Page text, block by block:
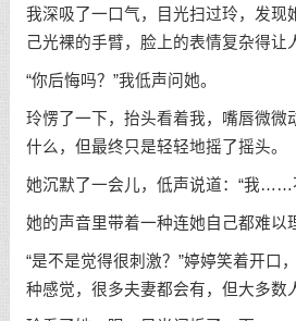
我深吸了一口气，目光扫过玲，发现
己光裸的手臂，脸上的表情复杂得让
“你后悔吗？”我低声问她。
玲愣了一下，抬头看着我，嘴唇微微
什么，但最终只是轻轻地摇了摇头。
她沉默了一会儿，低声说道：“我……
她的声音里带着一种连她自己都难以
“是不是觉得很刺激？”婷婷笑着开口
种感觉，很多夫妻都会有，但大多数